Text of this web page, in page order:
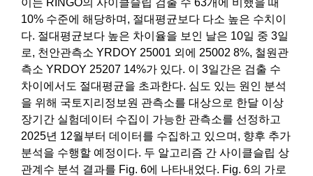
10% 수준에 해당하며, 절대평균보다 다소 높은 수치이
다. 절대평균보다 높은 차이율을 보인 날은 10일 중 3일
로, 천안관측소 YRDOY 25001 외에 25002 8%, 철원관
측소 YRDOY 25207 14%가 있다. 이 3일간은 검출 수
차이에서도 절대평균을 초과한다. 심도 있는 원인 분석
을 위해 국토지리정보원 관측소를 대상으로 한달 이상
장기간 실험데이터 수집이 가능한 관측소를 선정하고
2025년 12월부터 데이터를 수집하고 있으며, 향후 추가
분석을 수행할 예정이다. 두 알고리즘 간 사이클슬립 상
관계수 분석 결과를 Fig. 6에 나타내었다. Fig. 6의 가로